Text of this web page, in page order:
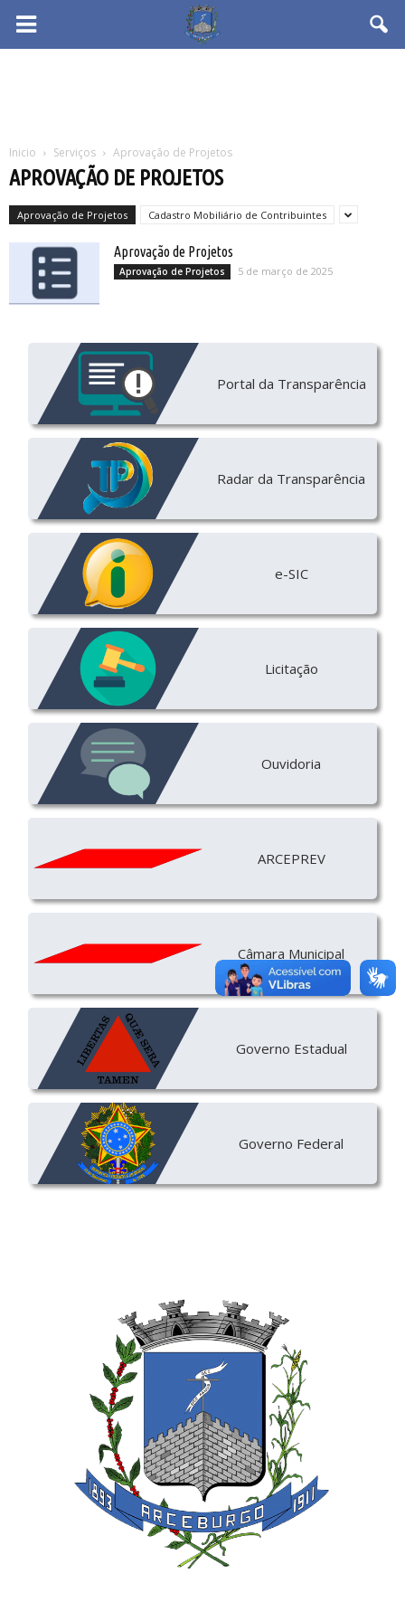
Inicio Serviços Aprovação de Projetos
APROVAÇÃO DE PROJETOS
Aprovação de Projetos Cadastro Mobiliário de Contribuintes
Aprovação de Projetos
Aprovação de Projetos 5 de março de 2025
Portal da Transparência
Radar da Transparência
e-SIC
Licitação
Ouvidoria
ARCEPREV
Câmara Municipal
Governo Estadual
Governo Federal